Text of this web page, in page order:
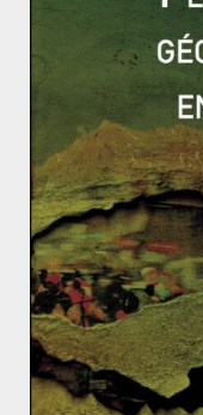
Lire les articles
L’Espagne des
droite et la mise
L’Espagne des
sans précédent
Accord
rre enfin enterrée
La Suisse :